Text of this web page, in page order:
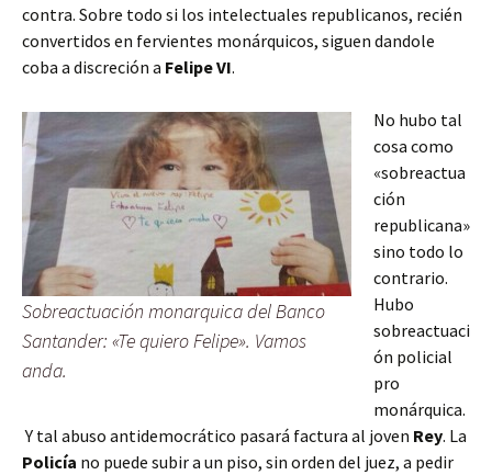
contra. Sobre todo si los intelectuales republicanos, recién
convertidos en fervientes monárquicos, siguen dandole
coba a discreción a Felipe VI.
Sobreactuación monarquica del Banco
Santander: «Te quiero Felipe». Vamos
anda.
No hubo tal
cosa como
«sobreactua
ción
republicana»
sino todo lo
contrario.
Hubo
sobreactuaci
ón policial
pro
monárquica.
Y tal abuso antidemocrático pasará factura al joven Rey. La
Policía no puede subir a un piso, sin orden del juez, a pedir